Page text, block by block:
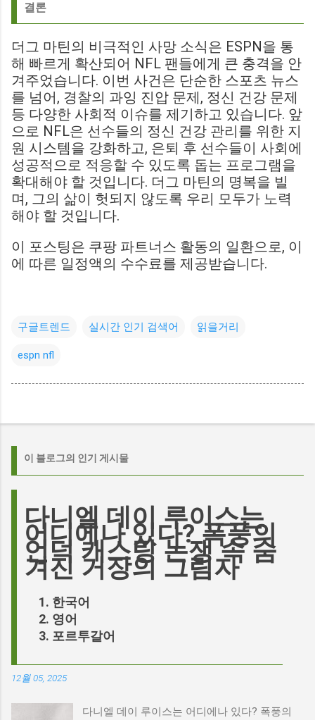
결론
더그 마틴의 비극적인 사망 소식은 ESPN을 통
해 빠르게 확산되어 NFL 팬들에게 큰 충격을 안
겨주었습니다. 이번 사건은 단순한 스포츠 뉴스
를 넘어, 경찰의 과잉 진압 문제, 정신 건강 문제
등 다양한 사회적 이슈를 제기하고 있습니다. 앞
으로 NFL은 선수들의 정신 건강 관리를 위한 지
원 시스템을 강화하고, 은퇴 후 선수들이 사회에
성공적으로 적응할 수 있도록 돕는 프로그램을
확대해야 할 것입니다. 더그 마틴의 명복을 빌
며, 그의 삶이 헛되지 않도록 우리 모두가 노력
해야 할 것입니다.
이 포스팅은 쿠팡 파트너스 활동의 일환으로, 이
에 따른 일정액의 수수료를 제공받습니다.
구글트렌드 실시간 인기 검색어 읽을거리
espn nfl
이 블로그의 인기 게시물
다니엘 데이 루이스는
어디에나 있다? 폭풍의
언덕 캐스팅 논쟁 속 숨
겨진 거장의 그림자
한국어
영어
포르투갈어
12월 05, 2025
다니엘 데이 루이스는 어디에나 있다? 폭풍의